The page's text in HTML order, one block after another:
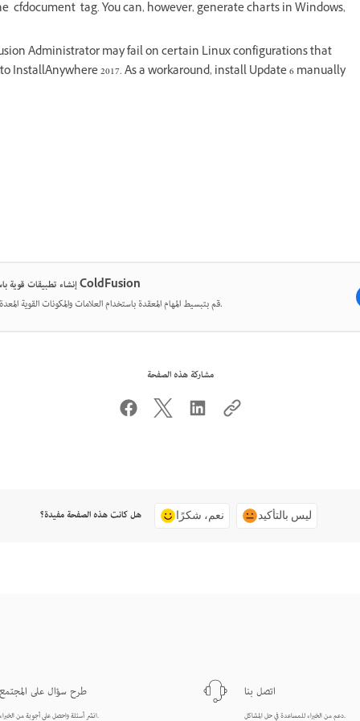
cfdocument tag. You can, however, generate charts in Windows,
Administrator may fail on certain Linux configurations that
InstallAnywhere 2017. As a workaround, install Update 6 manually
إنشاء تطبيقات قوية باستخدام ColdFusion
قم بتبسيط المهام المعقدة باستخدام العلامات والمكونات القوية المعدة مسبقًا.
مشاركة هذه الصفحة
هل كانت هذه الصفحة مفيدة؟ نعم، شكرًا ليس بالتأكيد
طرح سؤال على
انشر أسئلة واحصل على أجوبة من الخبراء.
اتصل بنا
دعم من الخبراء للمساعدة في حل المشاكل.